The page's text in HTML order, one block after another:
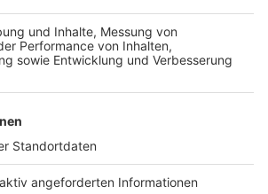
Neben der Mensa sind noch
man kann die Trennwände auch
ein Veranstaltungsaal für bis zu
kann. Im Obergeschoss sind
für naturwissenschaftliche
Unterdessen entsteht auf dem
ein weiterer Neubau für die
Jahren soll die Gesamtschule ihre
haben und 1.000 Schüler und